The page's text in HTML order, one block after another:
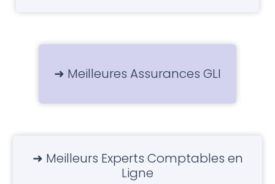
➜ Meilleures Assurances GLI
➜ Meilleurs Experts Comptables en
Ligne